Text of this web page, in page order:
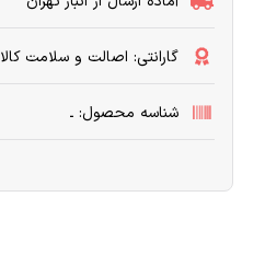
گارانتی: اصالت و سلامت کالا
شناسه محصول: ـ